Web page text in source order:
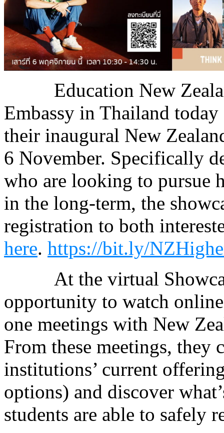
Education New
Embassy in Thailand
their inaugural New
6 November. Specifically
who are looking to pursue
in the long-term, the
registration to both
here. https://bit.ly/
At the virtual
opportunity to watch
one meetings with New
From these meetings, they
institutions’ current
options) and discover
students are able to safely